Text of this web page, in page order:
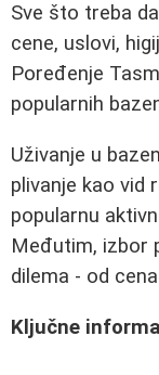
Sve što treba
cene, uslovi,
Poređenje
popularnih
Uživanje u
plivanje kao vid
popularnu
Međutim, izbor
dilema - od
Ključne